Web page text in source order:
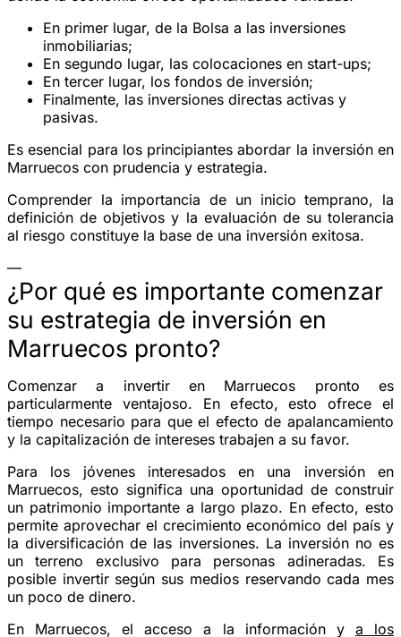
En primer lugar, de la Bolsa a las inversiones
inmobiliarias;
En segundo lugar, las colocaciones en start-ups;
En tercer lugar, los fondos de inversión;
Finalmente, las inversiones directas activas y
pasivas.
Es esencial para los principiantes abordar la inversión en
Marruecos con prudencia y estrategia.
Comprender la importancia de un inicio temprano, la
definición de objetivos y la evaluación de su tolerancia
al riesgo constituye la base de una inversión exitosa.
—
¿Por qué es importante comenzar
su estrategia de inversión en
Marruecos pronto?
Comenzar a invertir en Marruecos pronto es
particularmente ventajoso. En efecto, esto ofrece el
tiempo necesario para que el efecto de apalancamiento
y la capitalización de intereses trabajen a su favor.
Para los jóvenes interesados en una inversión en
Marruecos, esto significa una oportunidad de construir
un patrimonio importante a largo plazo. En efecto, esto
permite aprovechar el crecimiento económico del país y
la diversificación de las inversiones. La inversión no es
un terreno exclusivo para personas adineradas. Es
posible invertir según sus medios reservando cada mes
un poco de dinero.
En Marruecos, el acceso a la información y a los